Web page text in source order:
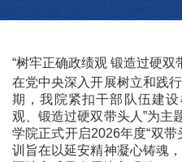
在党中央深入开展树立和践
期，我院紧扣干部队伍建
观、锻造过硬双带头人”为主
学院正式开启2026年度“双
训旨在以延安精神凝心铸魂